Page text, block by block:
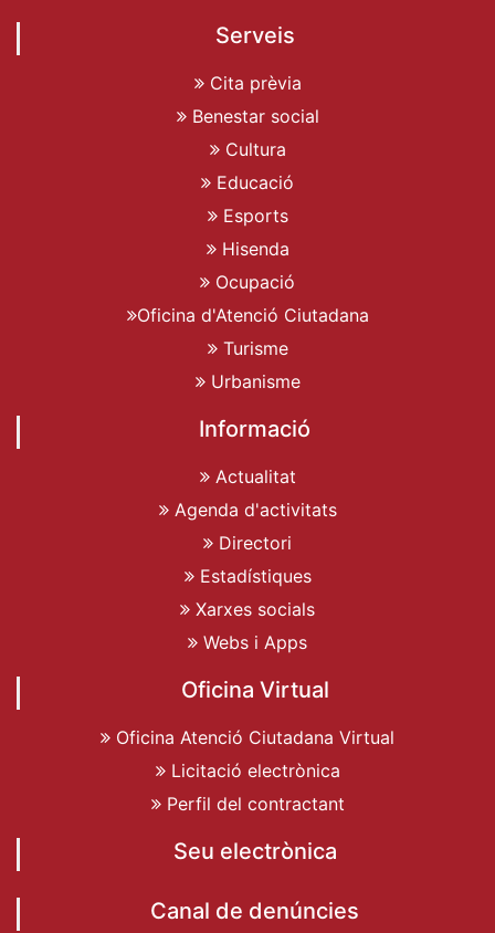
Serveis
Cita prèvia
Benestar social
Cultura
Educació
Esports
Hisenda
Ocupació
Oficina d'Atenció Ciutadana
Turisme
Urbanisme
Informació
Actualitat
Agenda d'activitats
Directori
Estadístiques
Xarxes socials
Webs i Apps
Oficina Virtual
Oficina Atenció Ciutadana Virtual
Licitació electrònica
Perfil del contractant
Seu electrònica
Canal de denúncies